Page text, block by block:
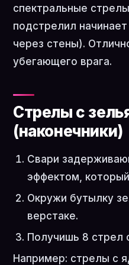
спектральные
подстрелил
через стены).
убегающего врага.
Стрелы с
(наконечники)
Свари
эффектом,
Окружи бутылку
верстаке.
Получишь 8 стрел
Например: стрелы с